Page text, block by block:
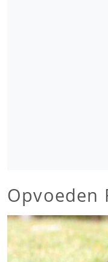
Opvoeden